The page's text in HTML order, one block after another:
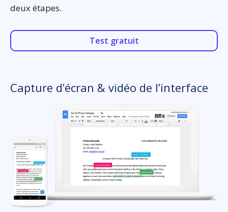
deux étapes.
Test gratuit
Capture d’écran & vidéo de l’interface